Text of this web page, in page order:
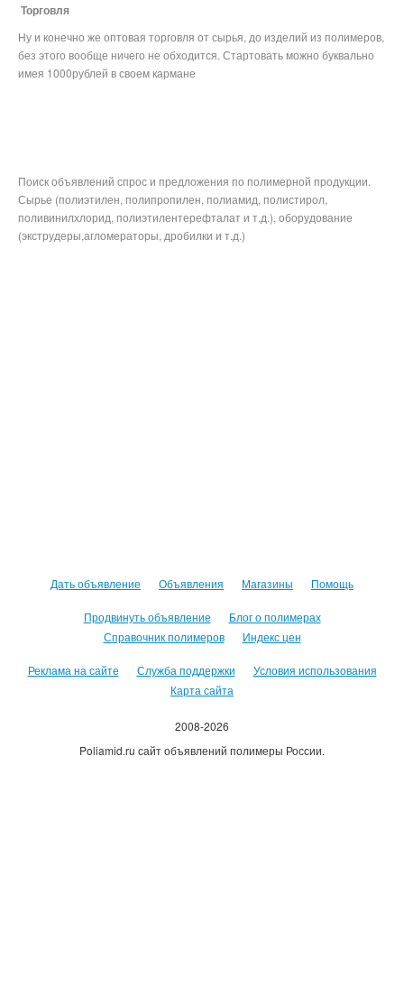
Торговля
Ну и конечно же оптовая торговля от сырья, до изделий из полимеров,
без этого вообще ничего не обходится. Стартовать можно буквально
имея 1000рублей в своем кармане
Поиск объявлений спрос и предложения по полимерной продукции.
Сырье (полиэтилен, полипропилен, полиамид, полистирол,
поливинилхлорид, полиэтилентерефталат и т.д.), оборудование
(экструдеры,агломераторы, дробилки и т.д.)
Дать объявление Объявления Магазины Помощь
Продвинуть объявление
Блог о полимерах
Справочник полимеров
Индекс цен
Реклама на сайте Служба поддержки
Условия использования
Карта сайта
2008-2026
Poliamid.ru сайт объявлений полимеры России.